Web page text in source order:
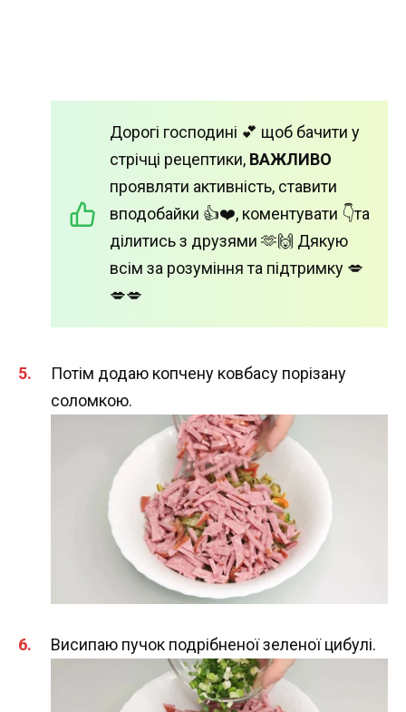
Дорогі господині 💕 щоб бачити у
стрічці рецептики, ВАЖЛИВО
проявляти активність, ставити
вподобайки 👍❤️, коментувати 👇та
ділитись з друзями 🫶🙌 Дякую
всім за розуміння та підтримку 💋
💋💋
Потім додаю копчену ковбасу порізану
соломкою.
Висипаю пучок подрібненої зеленої цибулі.